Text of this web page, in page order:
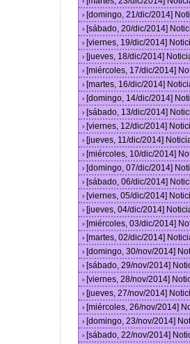
› [domingo, 21/dic/2014]
› [sábado, 20/dic/2014]
› [viernes, 19/dic/2014]
› [jueves, 18/dic/2014]
› [miércoles, 17/dic/2014]
› [martes, 16/dic/2014]
› [domingo, 14/dic/2014]
› [sábado, 13/dic/2014]
› [viernes, 12/dic/2014]
› [jueves, 11/dic/2014]
› [miércoles, 10/dic/2014]
› [domingo, 07/dic/2014]
› [sábado, 06/dic/2014]
› [viernes, 05/dic/2014]
› [jueves, 04/dic/2014]
› [miércoles, 03/dic/2014]
› [martes, 02/dic/2014]
› [domingo, 30/nov/2014]
› [sábado, 29/nov/2014]
› [viernes, 28/nov/2014]
› [jueves, 27/nov/2014]
› [miércoles, 26/nov/2014]
› [domingo, 23/nov/2014]
› [sábado, 22/nov/2014]